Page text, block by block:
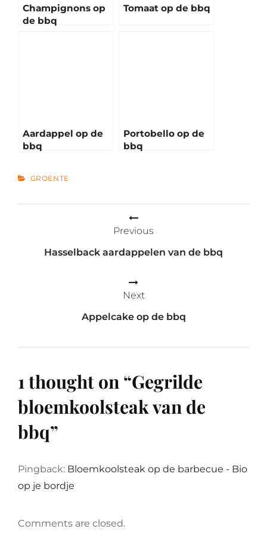
Champignons op
de bbq
Tomaat op de bbq
Aardappel op de
bbq
Portobello op de
bbq
CATEGORIES
GROENTE
Previous
Hasselback aardappelen van de bbq
Next
Appelcake op de bbq
1 thought on “Gegrilde
bloemkoolsteak van de
bbq”
Pingback: Bloemkoolsteak op de barbecue - Bio
op je bordje
Comments are closed.